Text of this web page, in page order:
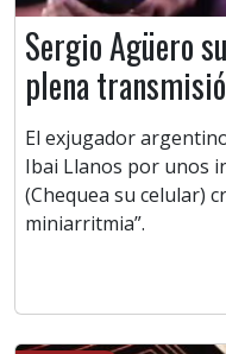
Sergio Agüero
plena
El exjugador
Ibai Llanos por unos
(Chequea su celular)
miniarritmia”.